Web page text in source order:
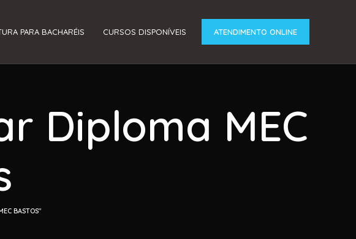
PARA BACHARÉIS CURSOS DISPONÍVEIS ATENDIMENTO ONLINE
Diploma MEC
BASTOS"